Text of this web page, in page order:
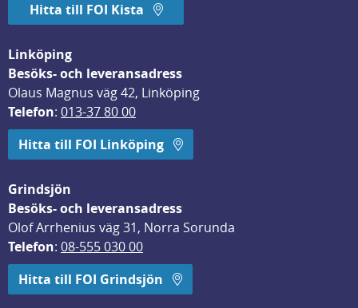
Hitta till FOI Kista
Linköping
Besöks- och leveransadress
Olaus Magnus väg 42, Linköping
Telefon: 013-37 80 00
Hitta till FOI Linköping
Grindsjön
Besöks- och leveransadress
Olof Arrhenius väg 31, Norra Sorunda
Telefon: 08-555 030 00
Hitta till FOI Grindsjön